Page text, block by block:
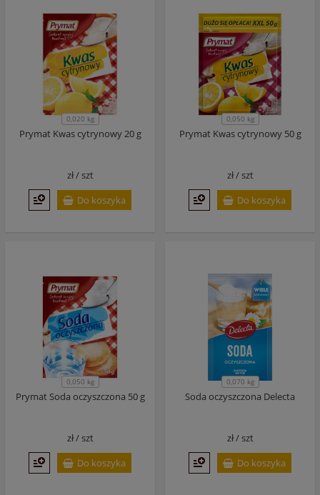
0,020 kg
Prymat Kwas cytrynowy 20 g
zł /szt
Do koszyka
0,050 kg
Prymat Kwas cytrynowy 50 g
zł /szt
Do koszyka
0,050 kg
Prymat Soda oczyszczona 50 g
zł /szt
Do koszyka
0,070 kg
Soda oczyszczona Delecta
zł /szt
Do koszyka